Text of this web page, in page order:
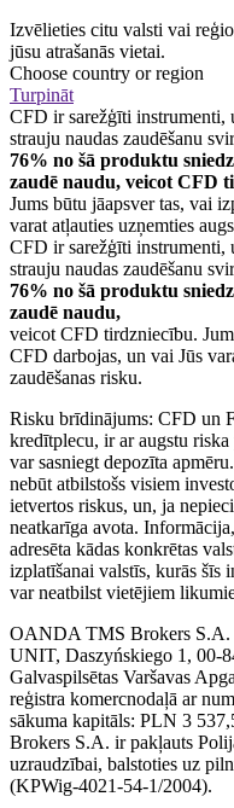
Izvēlieties citu valsti vai
jūsu atrašanās vietai.
Choose country or region
Turpināt
CFD ir sarežģīti instrumenti,
strauju naudas zaudēšanu
76% no šā produktu
zaudē naudu, veicot CFD
Jums būtu jāapsver tas, vai
varat atļauties uzņemties
CFD ir sarežģīti instrumenti,
strauju naudas zaudēšanu
76% no šā produktu
zaudē naudu,
veicot CFD tirdzniecību.
CFD darbojas, un vai Jūs
zaudēšanas risku.
Risku brīdinājums: CFD un
kredītplecu, ir ar augstu
var sasniegt depozīta
nebūt atbilstošs visiem
ietvertos riskus, un, ja
neatkarīga avota.
adresēta kādas konkrētas
izplatīšanai valstīs, kurās šīs
var neatbilst vietējiem
OANDA TMS Brokers S.A.
UNIT, Daszyńskiego 1, 00-
Galvaspilsētas Varšavas
reģistra komercnodaļā ar
sākuma kapitāls: PLN 3
Brokers S.A. ir pakļauts
uzraudzībai, balstoties uz
(KPWig-4021-54-1/2004).